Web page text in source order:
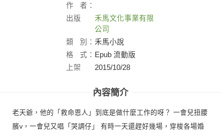
作
者：
出版
禾馬文化事業有限
公司
類
別： 禾馬小說
格
式： Epub 流動版
上架
2015/10/28
內容簡介
老天爺，他的「救命恩人」到底是做什麼工作的呀？ 一會兒扭腰
臏v，一會兒又唱「哭調仔」 有時一天還趕好幾場，穿梭各場婚